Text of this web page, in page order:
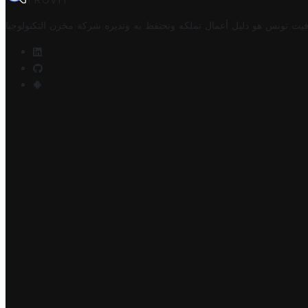
تونس هو دليل أعمال تملكه وتحتفظ به وتديره شركة مخزن التكنولوجيا